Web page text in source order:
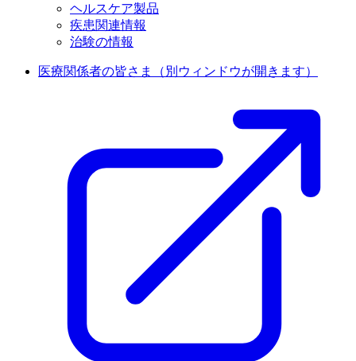
ヘルスケア製品
疾患関連情報
治験の情報
医療関係者の皆さま （別ウィンドウが開きます）